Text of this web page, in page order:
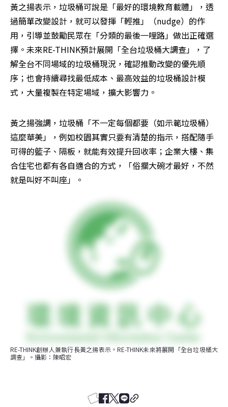
黃之揚表示，垃圾桶可說是「最好的環境教育載體」，透
過簡單改變設計，就可以發揮「輕推」（nudge）的作
用，引導並鼓勵民眾在「分類的最後一哩路」做出正確選
擇。未來RE-THINK預計展開「全台垃圾桶大調查」，了
解全台不同場域的垃圾桶現況，確認推動改變的優先順
序；也會持續尋找最低成本、最高效益的垃圾桶設計模
式，大量複製在特定場域，擴大影響力。
黃之揚強調，垃圾桶「不一定每個都要（如示範垃圾桶）
這麼華美」，例如校園其實只要有清楚的指示，搭配隨手
可得的籃子、隔板，就能有效提升回收率；企業大樓、集
合住宅也都有各自適合的方式，「俗擱大碗才最好，不然
就是叫好不叫座」。
RE-THINK創辦人兼執行長黃之揚表示，RE-THINK未來將展開「全台垃圾桶大
調查」。攝影：陳昭宏